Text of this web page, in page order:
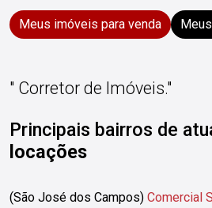
Meus imóveis para venda
" Corretor de Imóveis."
Principais bairros de
locações
(São José dos Campos) Comercial